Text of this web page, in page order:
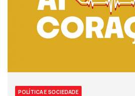
POLÍTICA E SOCIEDADE